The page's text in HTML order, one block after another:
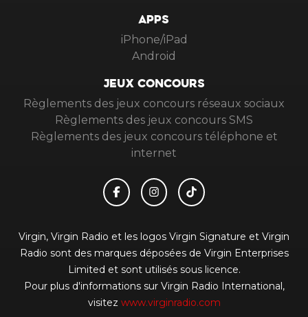
APPS
iPhone/iPad
Android
JEUX CONCOURS
Règlements des jeux concours réseaux sociaux
Règlements des jeux concours SMS
Règlements des jeux concours téléphone et
internet
Virgin, Virgin Radio et les logos Virgin Signature et Virgin
Radio sont des marques déposées de Virgin Enterprises
Limited et sont utilisés sous licence.
Pour plus d'informations sur Virgin Radio International,
visitez www.virginradio.com